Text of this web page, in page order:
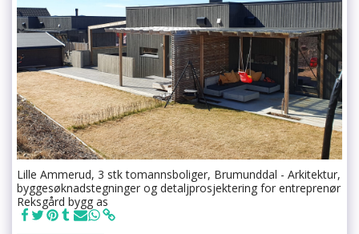
Lille Ammerud, 3 stk tomannsboliger, Brumunddal - Arkitektur,
byggesøknadstegninger og detaljprosjektering for entreprenør
Reksgård bygg as